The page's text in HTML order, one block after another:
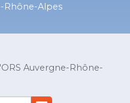
Rhône-Alpes
Auvergne-Rhône-